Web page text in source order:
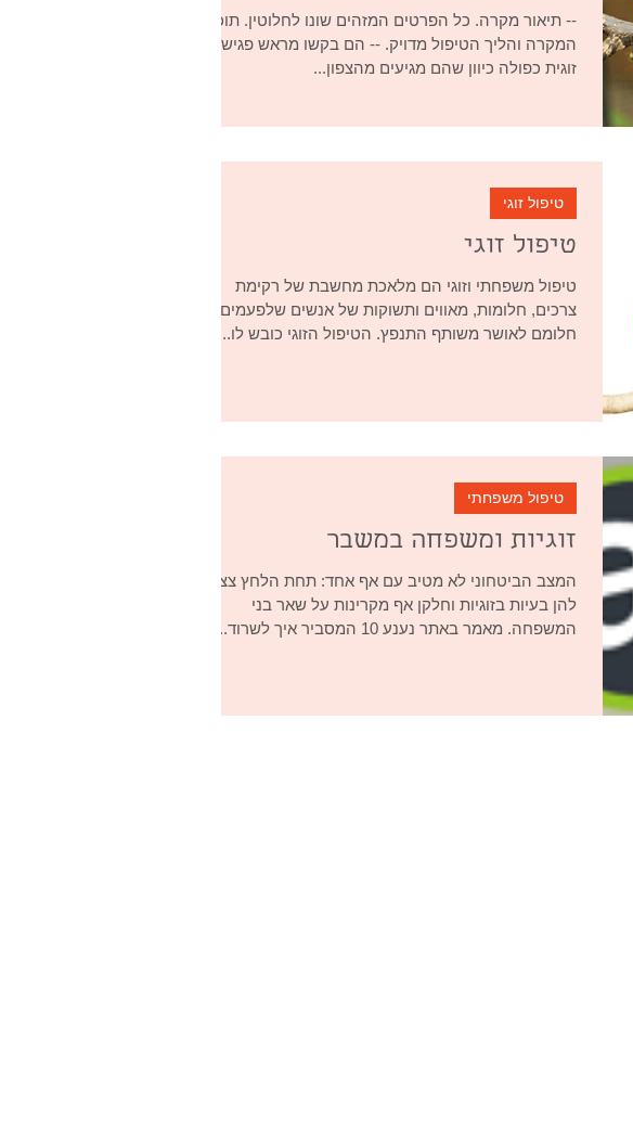
-- תיאור מקרה. כל הפרטים המזהים שונו לחלוטין. תוכן
המקרה והליך הטיפול מדויק. -- הם בקשו מראש פגישה
זוגית כפולה כיוון שהם מגיעים מהצפון...
טיפול זוגי
טיפול משפחתי וזוגי הם מלאכת מחשבת של רקימת
צרכים, חלומות, מאווים ותשוקות של אנשים שלפעמים
חלומם לאושר משותף התנפץ. הטיפול הזוגי כובש לו...
טיפול זוגי
זוגיות ומשפחה במשבר
המצב הביטחוני לא מטיב עם אף אחד: תחת הלחץ צצות
להן בעיות בזוגיות וחלקן אף מקרינות על שאר בני
המשפחה. מאמר באתר נענע 10 המסביר איך לשרוד...
טיפול משפחתי